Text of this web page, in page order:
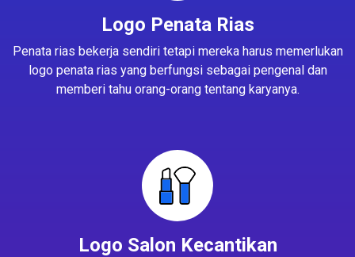
Logo Penata Rias
Penata rias bekerja sendiri tetapi mereka harus memerlukan
logo penata rias yang berfungsi sebagai pengenal dan
memberi tahu orang-orang tentang karyanya.
Logo Salon Kecantikan